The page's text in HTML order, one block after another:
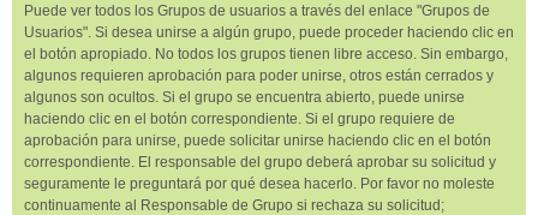
Puede ver todos los Grupos de usuarios a través del enlace "Grupos de
Usuarios". Si desea unirse a algún grupo, puede proceder haciendo clic en
el botón apropiado. No todos los grupos tienen libre acceso. Sin embargo,
algunos requieren aprobación para poder unirse, otros están cerrados y
algunos son ocultos. Si el grupo se encuentra abierto, puede unirse
haciendo clic en el botón correspondiente. Si el grupo requiere de
aprobación para unirse, puede solicitar unirse haciendo clic en el botón
correspondiente. El responsable del grupo deberá aprobar su solicitud y
seguramente le preguntará por qué desea hacerlo. Por favor no moleste
continuamente al Responsable de Grupo si rechaza su solicitud;